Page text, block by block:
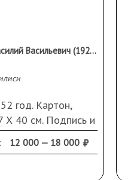
Голиков Василий Васильевич (1921–2003)
год. Картон,
Х 40 см. Подпись и
внизу. В раме.
12 000 — 18 000